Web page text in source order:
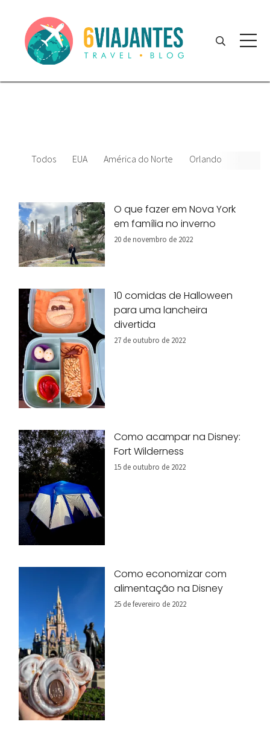
Todos EUA América do Norte Orlando
O que fazer em Nova York
em família no inverno
20 de novembro de 2022
10 comidas de Halloween
para uma lancheira
divertida
27 de outubro de 2022
Como acampar na Disney:
Fort Wilderness
15 de outubro de 2022
Como economizar com
alimentação na Disney
25 de fevereiro de 2022